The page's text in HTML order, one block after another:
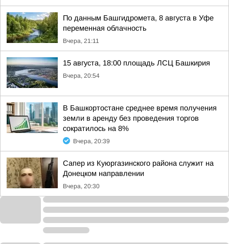
По данным Башгидромета, 8 августа в Уфе
переменная облачность
Вчера, 21:11
15 августа, 18:00 площадь ЛСЦ Башкирия
Вчера, 20:54
В Башкортостане среднее время получения
земли в аренду без проведения торгов
сократилось на 8%
Вчера, 20:39
Сапер из Куюргазинского района служит на
Донецком направлении
Вчера, 20:30